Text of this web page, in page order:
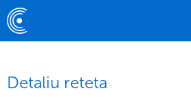
Detaliu reteta